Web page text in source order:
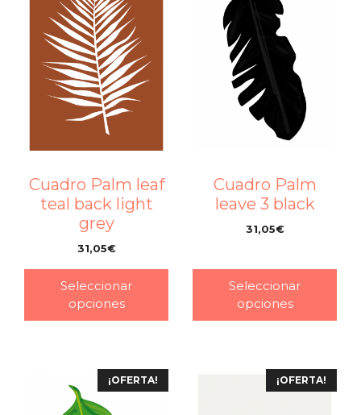
Cuadro Palm leaf
teal back light
grey
31,05€
Seleccionar
opciones
Cuadro Palm
leave 3 black
31,05€
Seleccionar
opciones
¡OFERTA! ¡OFERTA!